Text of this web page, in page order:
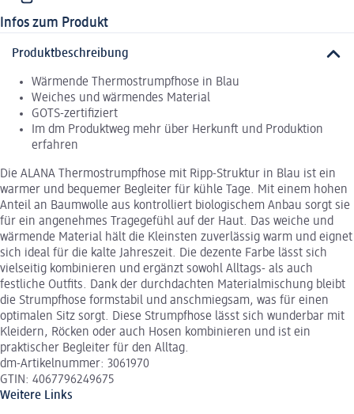
Infos zum Produkt
Produktbeschreibung
Wärmende Thermostrumpfhose in Blau
Weiches und wärmendes Material
GOTS-zertifiziert
Im dm Produktweg mehr über Herkunft und Produktion
erfahren
Die ALANA Thermostrumpfhose mit Ripp-Struktur in Blau ist ein
warmer und bequemer Begleiter für kühle Tage. Mit einem hohen
Anteil an Baumwolle aus kontrolliert biologischem Anbau sorgt sie
für ein angenehmes Tragegefühl auf der Haut. Das weiche und
wärmende Material hält die Kleinsten zuverlässig warm und eignet
sich ideal für die kalte Jahreszeit. Die dezente Farbe lässt sich
vielseitig kombinieren und ergänzt sowohl Alltags- als auch
festliche Outfits. Dank der durchdachten Materialmischung bleibt
die Strumpfhose formstabil und anschmiegsam, was für einen
optimalen Sitz sorgt. Diese Strumpfhose lässt sich wunderbar mit
Kleidern, Röcken oder auch Hosen kombinieren und ist ein
praktischer Begleiter für den Alltag.
dm-Artikelnummer: 3061970
GTIN: 4067796249675
Weitere Links